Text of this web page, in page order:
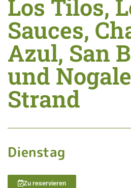
Los Tilos,
Sauces,
Azul, San
und
Strand
Dienstag
Zu reservieren